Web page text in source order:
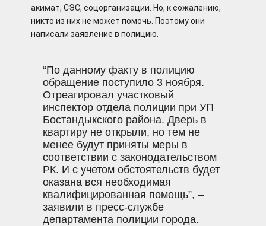
акимат, СЭС, соцорганизации. Но, к сожалению,
никто из них не может помочь. Поэтому они
написали заявление в полицию.
“По данному факту в полицию
обращение поступило 3 ноября.
Отреагировал участковый
инспектор отдела полиции при УП
Бостандыкского района. Дверь в
квартиру не открыли, но тем не
менее будут приняты меры в
соответствии с законодательством
РК. И с учетом обстоятельств будет
оказана вся необходимая
квалифицированная помощь”, –
заявили в пресс-службе
департамента полиции города.